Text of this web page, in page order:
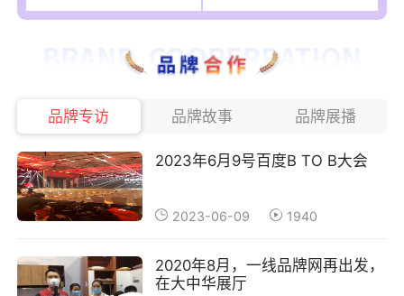
品牌专访 品牌故事 品牌展播
2023年6月9号百度B TO B大会
2023-06-09 1940
2020年8月，一线品牌网再出发，
在大中华展厅